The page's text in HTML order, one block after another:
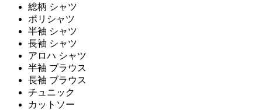
総柄 シャツ
ポリシャツ
半袖 シャツ
長袖 シャツ
アロハ シャツ
半袖 ブラウス
長袖 ブラウス
チュニック
カットソー